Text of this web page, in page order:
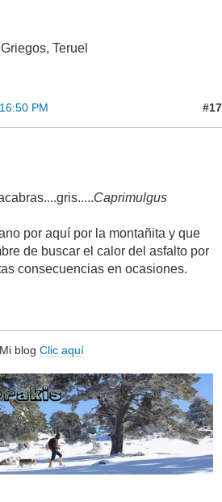
Teruel
PM #17
Caprimulgus
por aquí por la montañita y que
de buscar el calor del asfalto por
consecuencias en ocasiones.
Mi blog Clic aquí